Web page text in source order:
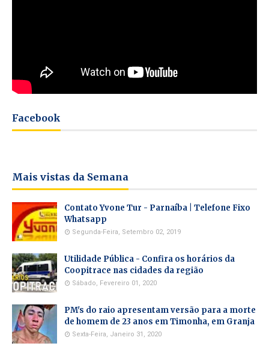
Facebook
Mais vistas da Semana
Contato Yvone Tur - Parnaíba | Telefone Fixo
Whatsapp
Segunda-Feira, Setembro 02, 2019
Utilidade Pública - Confira os horários da
Coopitrace nas cidades da região
Sábado, Fevereiro 01, 2020
PM's do raio apresentam versão para a morte
de homem de 23 anos em Timonha, em Granja
Sexta-Feira, Janeiro 31, 2020